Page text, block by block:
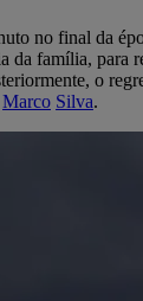
no final da
da família, para
o
Marco Silva.